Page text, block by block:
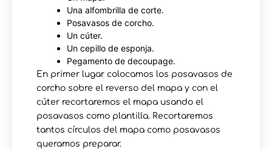
Una alfombrilla de corte.
Posavasos de corcho.
Un cúter.
Un cepillo de esponja.
Pegamento de decoupage.
En primer lugar colocamos los posavasos de
corcho sobre el reverso del mapa y con el
cúter recortaremos el mapa usando el
posavasos como plantilla. Recortaremos
tantos círculos del mapa como posavasos
queramos preparar.